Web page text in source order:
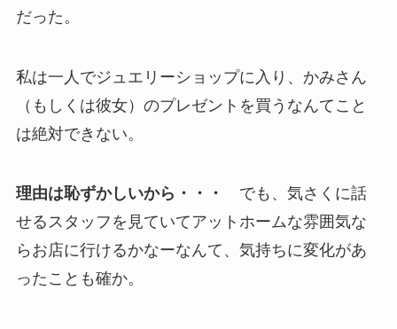
だった。
私は一人でジュエリーショップに入り、かみさん
（もしくは彼女）のプレゼントを買うなんてこと
は絶対できない。
理由は恥ずかしいから・・・
でも、気さくに話
せるスタッフを見ていてアットホームな雰囲気な
らお店に行けるかなーなんて、気持ちに変化があ
ったことも確か。